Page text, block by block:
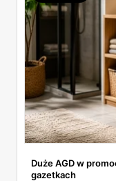
Duże AGD w
gazetkach